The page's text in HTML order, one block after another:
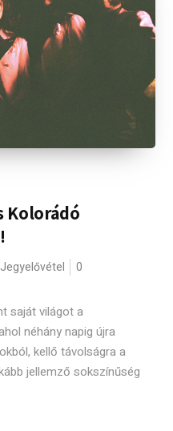
Kolorádó
Jegyelővétel
0
saját világot a
néhány napig újra
kellő távolságra a
jellemző sokszínűség